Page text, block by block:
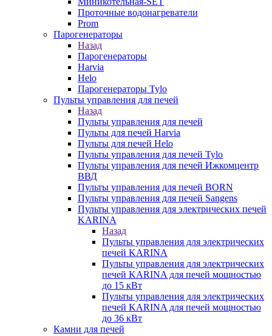
Проточные водонагреватели
Prom
Парогенераторы
Назад
Парогенераторы
Harvia
Helo
Парогенераторы Tylo
Пульты управления для печей
Назад
Пульты управления для печей
Пульты для печей Harvia
Пульты для печей Helo
Пульты управления для печей Tylo
Пульты управления для печей Ижкомцентр
ВВД
Пульты управления для печей BORN
Пульты управления для печей Sangens
Пульты управления для электрических печей
KARINA
Назад
Пульты управления для электрических
печей KARINA
Пульты управления для электрических
печей KARINA для печей мощностью
до 15 кВт
Пульты управления для электрических
печей KARINA для печей мощностью
до 36 кВт
Камни для печей